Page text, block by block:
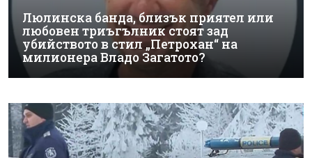
Люлинска банда, близък приятел или
любовен триъгълник стоят зад
убийството в стил „Петрохан“ на
милионера Владо Загатото?